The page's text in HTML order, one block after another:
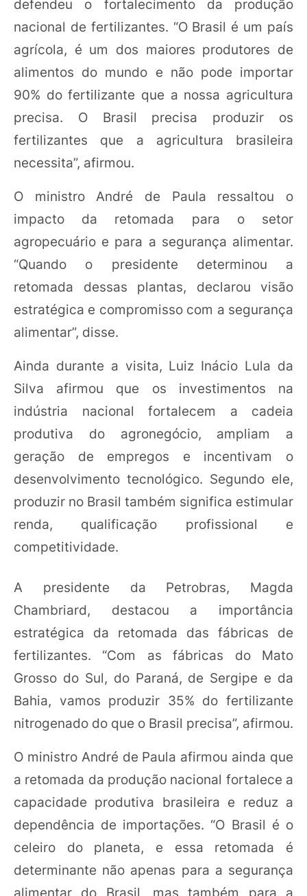
defendeu o fortalecimento da produção
nacional de fertilizantes. “O Brasil é um país
agrícola, é um dos maiores produtores de
alimentos do mundo e não pode importar
90% do fertilizante que a nossa agricultura
precisa. O Brasil precisa produzir os
fertilizantes que a agricultura brasileira
necessita”, afirmou.
O ministro André de Paula ressaltou o
impacto da retomada para o setor
agropecuário e para a segurança alimentar.
“Quando o presidente determinou a
retomada dessas plantas, declarou visão
estratégica e compromisso com a segurança
alimentar”, disse.
Ainda durante a visita, Luiz Inácio Lula da
Silva afirmou que os investimentos na
indústria nacional fortalecem a cadeia
produtiva do agronegócio, ampliam a
geração de empregos e incentivam o
desenvolvimento tecnológico. Segundo ele,
produzir no Brasil também significa estimular
renda, qualificação profissional e
competitividade.
A presidente da Petrobras, Magda
Chambriard, destacou a importância
estratégica da retomada das fábricas de
fertilizantes. “Com as fábricas do Mato
Grosso do Sul, do Paraná, de Sergipe e da
Bahia, vamos produzir 35% do fertilizante
nitrogenado do que o Brasil precisa”, afirmou.
O ministro André de Paula afirmou ainda que
a retomada da produção nacional fortalece a
capacidade produtiva brasileira e reduz a
dependência de importações. “O Brasil é o
celeiro do planeta, e essa retomada é
determinante não apenas para a segurança
alimentar do Brasil, mas também para a